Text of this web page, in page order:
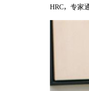
HRC，专家